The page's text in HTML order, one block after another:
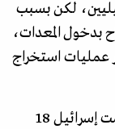
لكن بسبب
بدخول المعدات،
عمليات استخراج
حتى الأول من نوفمبر/تشرين الثاني، تسلمت إسرائيل 18